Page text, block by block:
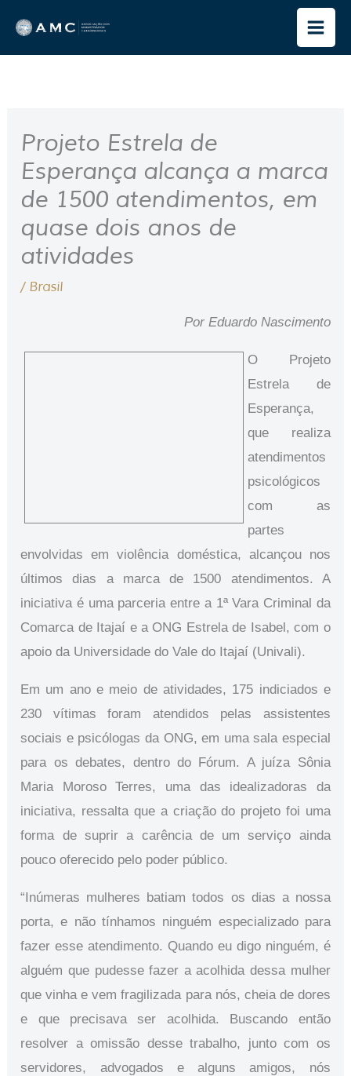
para
o
Projeto Estrela de
Esperança alcança a marca
de 1500 atendimentos, em
quase dois anos de
atividades
/ Brasil
Por Eduardo Nascimento
O Projeto
Estrela de
Esperança,
que realiza
atendimentos
psicológicos
com as
partes
envolvidas em violência doméstica, alcançou nos
últimos dias a marca de 1500 atendimentos. A
iniciativa é uma parceria entre a 1ª Vara Criminal da
Comarca de Itajaí e a ONG Estrela de Isabel, com o
apoio da Universidade do Vale do Itajaí (Univali).
Em um ano e meio de atividades, 175 indiciados e
230 vítimas foram atendidos pelas assistentes
sociais e psicólogas da ONG, em uma sala especial
para os debates, dentro do Fórum. A juíza Sônia
Maria Moroso Terres, uma das idealizadoras da
iniciativa, ressalta que a criação do projeto foi uma
forma de suprir a carência de um serviço ainda
pouco oferecido pelo poder público.
“Inúmeras mulheres batiam todos os dias a nossa
porta, e não tínhamos ninguém especializado para
fazer esse atendimento. Quando eu digo ninguém, é
alguém que pudesse fazer a acolhida dessa mulher
que vinha e vem fragilizada para nós, cheia de dores
e que precisava ser acolhida. Buscando então
resolver a omissão desse trabalho, junto com os
servidores, advogados e alguns amigos, nós